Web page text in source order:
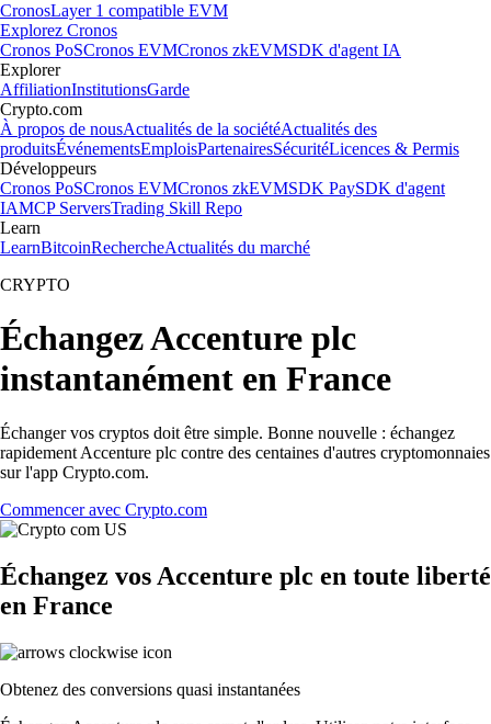
CronosLayer 1 compatible EVM
Explorez Cronos
Cronos PoSCronos EVMCronos zkEVMSDK d'agent IA
Explorer
AffiliationInstitutionsGarde
Crypto.com
À propos de nousActualités de la sociétéActualités des
produitsÉvénementsEmploisPartenairesSécuritéLicences & Permis
Développeurs
Cronos PoSCronos EVMCronos zkEVMSDK PaySDK d'agent
IAMCP ServersTrading Skill Repo
Learn
LearnBitcoinRechercheActualités du marché
CRYPTO
Échangez Accenture plc
instantanément en France
Échanger vos cryptos doit être simple. Bonne nouvelle : échangez
rapidement Accenture plc contre des centaines d'autres cryptomonnaies
sur l'app Crypto.com.
Commencer avec Crypto.com
Échangez vos Accenture plc en toute liberté
en France
Obtenez des conversions quasi instantanées